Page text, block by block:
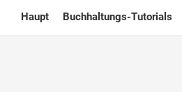
content
Haupt Buchhaltungs-Tutorials